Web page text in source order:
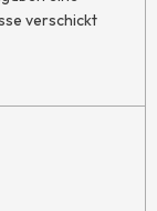
verschickt